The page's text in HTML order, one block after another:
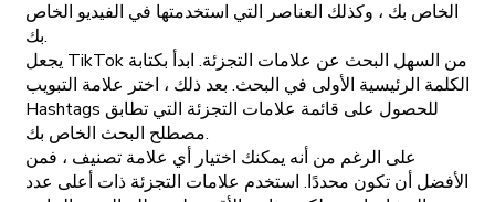
الخاص بك ، وكذلك العناصر التي استخدمتها في الفيديو الخاص
بك.
يجعل TikTok من السهل البحث عن علامات التجزئة. ابدأ بكتابة
الكلمة الرئيسية الأولى في البحث. بعد ذلك ، اختر علامة التبويب
Hashtags للحصول على قائمة علامات التجزئة التي تطابق
مصطلح البحث الخاص بك.
على الرغم من أنه يمكنك اختيار أي علامة تصنيف ، فمن
الأفضل أن تكون محددًا. استخدم علامات التجزئة ذات أعلى عدد